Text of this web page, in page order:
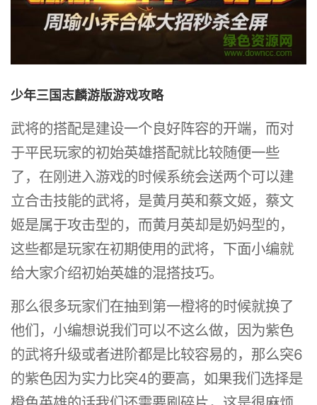
少年三国志麟游版游戏攻略
武将的搭配是建设一个良好阵容的开端，而对
于平民玩家的初始英雄搭配就比较随便一些
了，在刚进入游戏的时候系统会送两个可以建
立合击技能的武将，是黄月英和蔡文姬，蔡文
姬是属于攻击型的，而黄月英却是奶妈型的，
这些都是玩家在初期使用的武将，下面小编就
给大家介绍初始英雄的混搭技巧。
那么很多玩家们在抽到第一橙将的时候就换了
他们，小编想说我们可以不这么做，因为紫色
的武将升级或者进阶都是比较容易的，那么突6
的紫色因为实力比突4的要高，如果我们选择是